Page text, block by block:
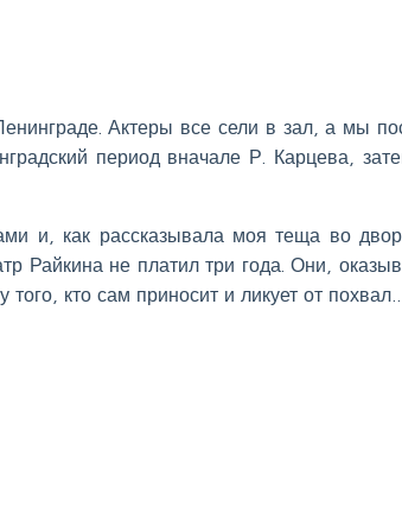
Актеры все сели в зал, а мы
период вначале Р. Карцева,
и, как рассказывала моя теща во
Райкина не платил три года. Они,
того, кто сам приносит и ликует от